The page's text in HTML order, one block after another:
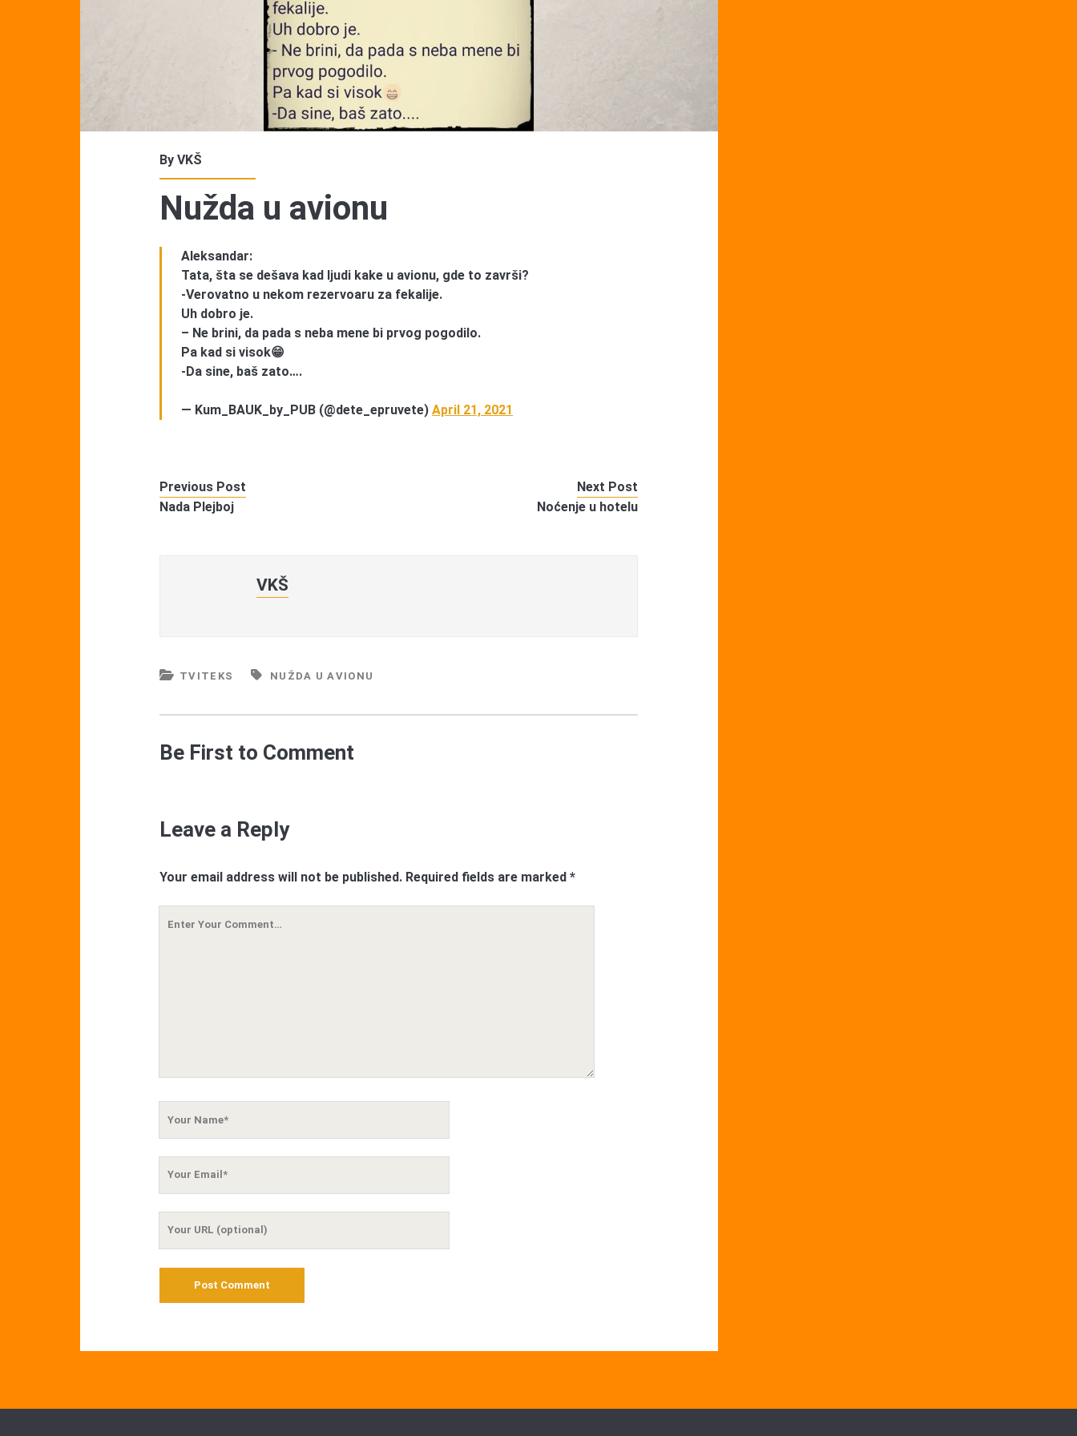
ByVKŠ
Nužda u avionu
Aleksandar:
Tata, šta se dešava kad ljudi kake u avionu, gde to završi?
-Verovatno u nekom rezervoaru za fekalije.
Uh dobro je.
– Ne brini, da pada s neba mene bi prvog pogodilo.
Pa kad si visok😁
-Da sine, baš zato….
— Kum_BAUK_by_PUB (@dete_epruvete)April 21, 2021
Previous Post
Nada Plejboj
Next Post
Noćenje u hotelu
VKŠ
TVITEKS NUŽDA U AVIONU
Be First to Comment
Leave a Reply
Your email address will not be published. Required fields are marked*